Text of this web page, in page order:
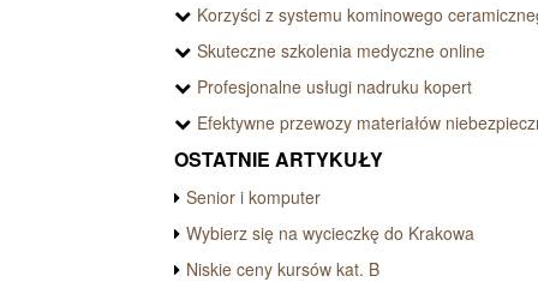
Korzyści z systemu kominowego
Skuteczne szkolenia medyczne online
Profesjonalne usługi nadruku kopert
Efektywne przewozy materiałów
OSTATNIE ARTYKUŁY
Senior i komputer
Wybierz się na wycieczkę do Krakowa
Niskie ceny kursów kat. B